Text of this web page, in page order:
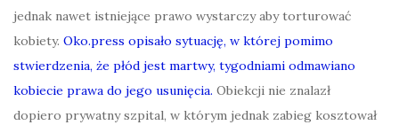
jednak nawet istniejące prawo wystarczy aby torturować
kobiety. Oko.press opisało sytuację, w której pomimo
stwierdzenia, że płód jest martwy, tygodniami odmawiano
kobiecie prawa do jego usunięcia. Obiekcji nie znalazł
dopiero prywatny szpital, w którym jednak zabieg kosztował